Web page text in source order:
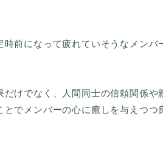
前になって疲れていそうなメンバ
けでなく、人間同士の信頼関係や
でメンバーの心に癒しを与えつつ